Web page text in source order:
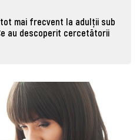
mai frecvent la adulţii sub
au descoperit cercetătorii